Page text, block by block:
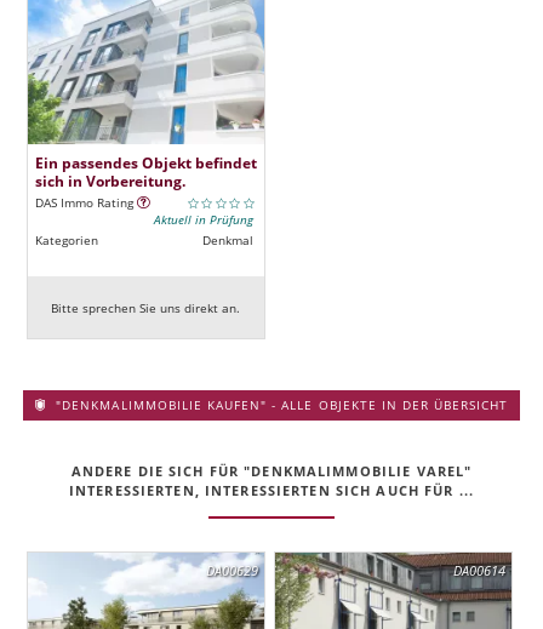
Ein passendes Objekt befindet
sich in Vorbereitung.
DAS Immo Rating
Aktuell in Prüfung
Kategorien
Denkmal
Bitte sprechen Sie uns direkt an.
"DENKMALIMMOBILIE KAUFEN" - ALLE OBJEKTE IN DER ÜBERSICHT
ANDERE DIE SICH FÜR "DENKMALIMMOBILIE VAREL"
INTERESSIERTEN, INTERESSIERTEN SICH AUCH FÜR ...
DA00629 DA00614